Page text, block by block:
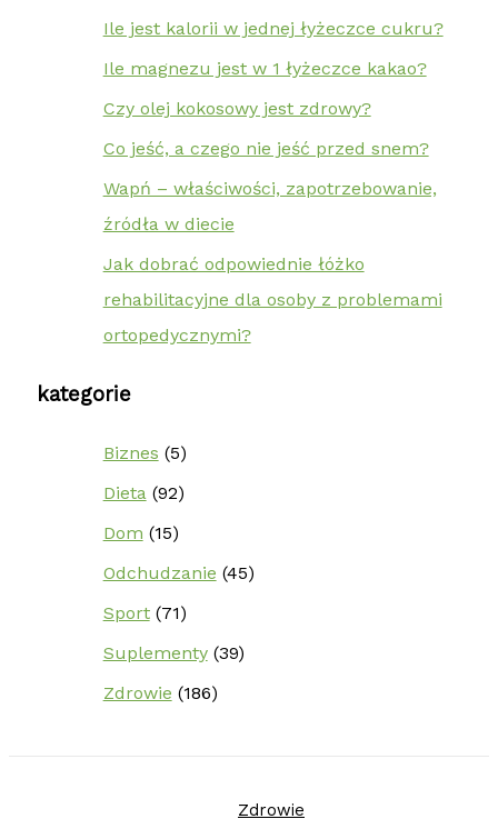
Ile jest kalorii w jednej łyżeczce cukru?
Ile magnezu jest w 1 łyżeczce kakao?
Czy olej kokosowy jest zdrowy?
Co jeść, a czego nie jeść przed snem?
Wapń – właściwości, zapotrzebowanie,
źródła w diecie
Jak dobrać odpowiednie łóżko
rehabilitacyjne dla osoby z problemami
ortopedycznymi?
kategorie
Biznes (5)
Dieta(92)
Dom (15)
Odchudzanie (45)
Sport(71)
Suplementy(39)
Zdrowie (186)
Zdrowie